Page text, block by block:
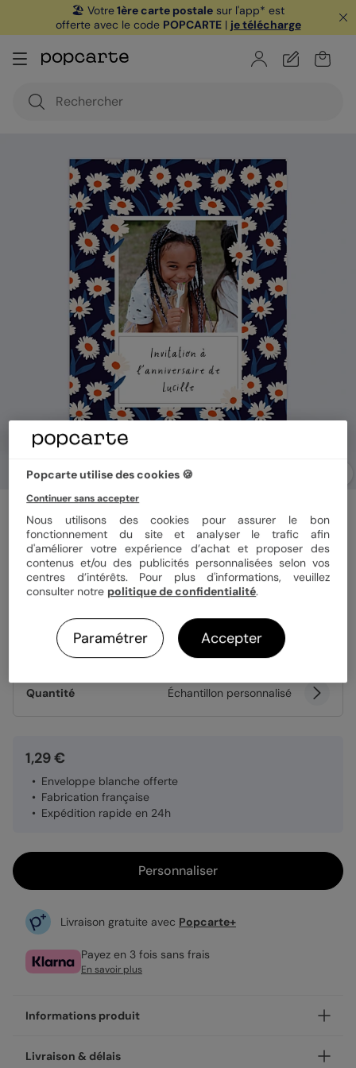
🏖️ Votre1ère carte postale sur l'app* est
offerte avec le code POPCARTE| je télécharge
Pâquerettes
Format 12x17 cm
Papier Papier Satiné
Quantité Échantillon personnalisé
1,29 €
Enveloppe blanche offerte
Fabrication française
Expédition rapide en 24h
Personnaliser
Livraison gratuite avec Popcarte+
Payez en 3 fois sans frais
En savoir plus
Informations produit
Personnalisez votre invitation anniversaire enfant
Livraison & délais
Popcarte utilise des cookies 🍪
Continuer sans accepter
Nous utilisons des cookies pour assurer le bon
fonctionnement du site et analyser le trafic afin
d'améliorer votre expérience d’achat et proposer des
contenus et/ou des publicités personnalisées selon vos
centres d’intérêts. Pour plus d'informations, veuillez
consulter notre politique de confidentialité.
Paramétrer Accepter